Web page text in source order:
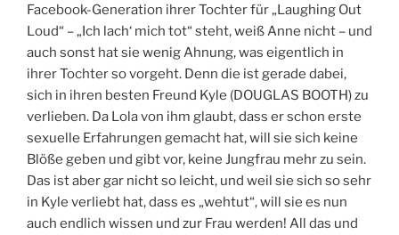
Facebook-Generation ihrer Tochter für „Laughing Out
Loud“ – „Ich lach‘ mich tot“ steht, weiß Anne nicht – und
auch sonst hat sie wenig Ahnung, was eigentlich in
ihrer Tochter so vorgeht. Denn die ist gerade dabei,
sich in ihren besten Freund Kyle (DOUGLAS BOOTH) zu
verlieben. Da Lola von ihm glaubt, dass er schon erste
sexuelle Erfahrungen gemacht hat, will sie sich keine
Blöße geben und gibt vor, keine Jungfrau mehr zu sein.
Das ist aber gar nicht so leicht, und weil sie sich so sehr
in Kyle verliebt hat, dass es „wehtut“, will sie es nun
auch endlich wissen und zur Frau werden! All das und